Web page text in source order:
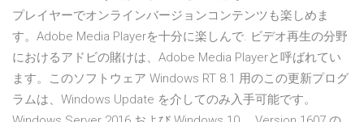
プレイヤーでオンラインバージョンコンテンツも楽しめま
す。Adobe Media Playerを十分に楽しんで. ビデオ再生の分野
におけるアドビの賭けは、Adobe Media Playerと呼ばれてい
ます。このソフトウェア Windows RT 8.1 用のこの更新プログ
ラムは、Windows Update を介してのみ入手可能です。